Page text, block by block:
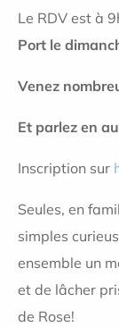
Le RDV est à
Port le
Venez
Et parlez en
Inscription sur
Seules, en
simples
ensemble un
et de lâcher
de Rose!